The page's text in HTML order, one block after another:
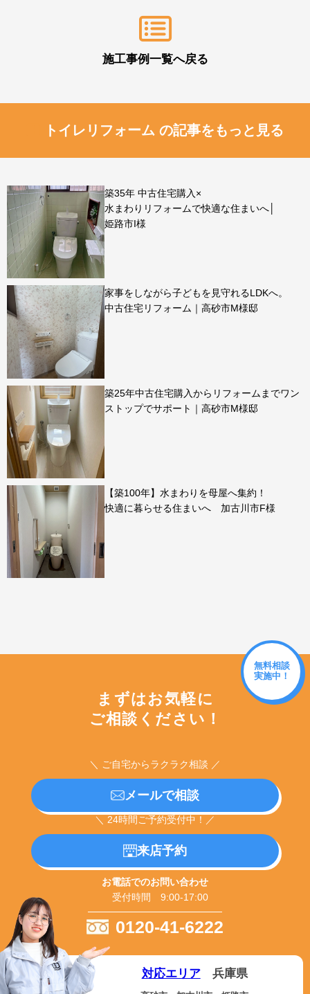
施工事例一覧へ戻る
トイレリフォーム の記事をもっと見る
築35年 中古住宅購入×
水まわりリフォームで快適な住まいへ│
姫路市I様
家事をしながら子どもを見守れるLDKへ。
中古住宅リフォーム｜高砂市M様邸
築25年中古住宅購入からリフォームまでワン
ストップでサポート｜高砂市M様邸
【築100年】水まわりを母屋へ集約！
快適に暮らせる住まいへ 加古川市F様
無料相談
実施中！
まずはお気軽に
ご相談ください！
＼ ご自宅からラクラク相談 ／
メールで相談
＼ 24時間ご予約受付中！／
来店予約
お電話でのお問い合わせ
受付時間 9:00-17:00
0120-41-6222
対応エリア兵庫県